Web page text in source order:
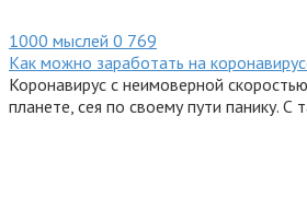
1000 мыслей 0 769
Как можно заработать на
Коронавирус с неимоверной
планете, сея по своему пути панику. С